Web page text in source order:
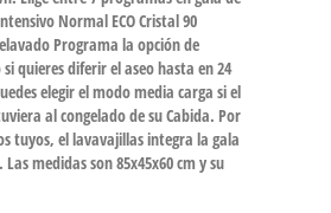
Normal ECO Cristal 90
Programa la opción de
quieres diferir el aseo hasta en 24
elegir el modo media carga si el
al congelado de su Cabida. Por
tuyos, el lavavajillas integra la gala
medidas son 85x45x60 cm y su